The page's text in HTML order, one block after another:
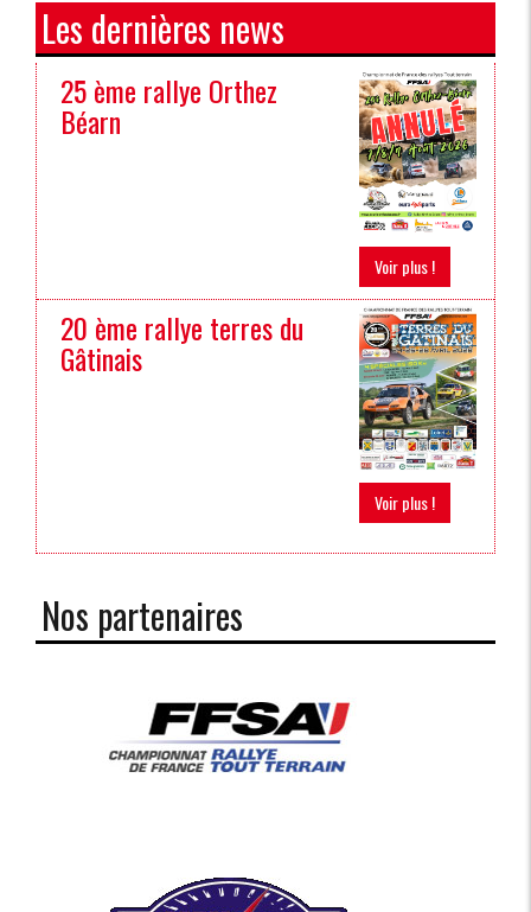
Les dernières news
25 ème rallye Orthez
Béarn
Voir plus !
20 ème rallye terres du
Gâtinais
Voir plus !
Nos partenaires